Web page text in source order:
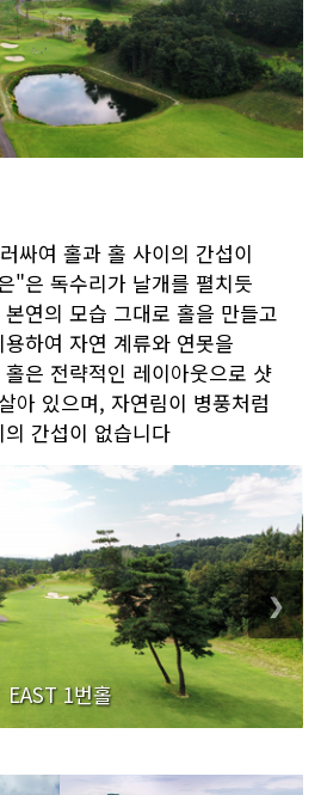
싸여 홀과 홀 사이의 간섭이
"은 독수리가 날개를 펼치듯
연의 모습 그대로 홀을 만들고
하여 자연 계류와 연못을
은 전략적인 레이아웃으로 샷
아 있으며, 자연림이 병풍처럼
간섭이 없습니다
EAST 1번홀
❯